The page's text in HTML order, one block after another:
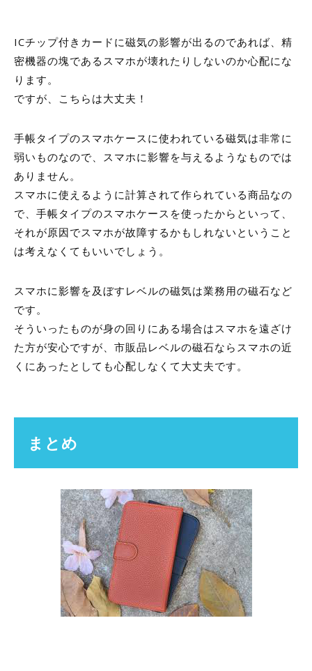
ICチップ付きカードに磁気の影響が出るのであれば、精
密機器の塊であるスマホが壊れたりしないのか心配にな
ります。
ですが、こちらは大丈夫！
手帳タイプのスマホケースに使われている磁気は非常に
弱いものなので、スマホに影響を与えるようなものでは
ありません。
スマホに使えるように計算されて作られている商品なの
で、手帳タイプのスマホケースを使ったからといって、
それが原因でスマホが故障するかもしれないということ
は考えなくてもいいでしょう。
スマホに影響を及ぼすレベルの磁気は業務用の磁石など
です。
そういったものが身の回りにある場合はスマホを遠ざけ
た方が安心ですが、市販品レベルの磁石ならスマホの近
くにあったとしても心配しなくて大丈夫です。
まとめ